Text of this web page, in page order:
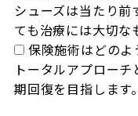
シューズは当たり前
ても治療には大切な
保険施術はどのよ
トータルアプロー
期回復を目指します。